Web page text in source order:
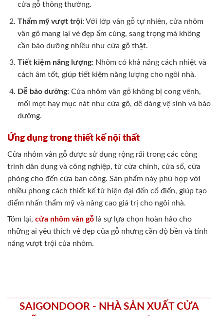
cửa gỗ thông thường.
Thẩm mỹ vượt trội: Với lớp vân gỗ tự nhiên, cửa nhôm
vân gỗ mang lại vẻ đẹp ấm cúng, sang trọng mà không
cần bảo dưỡng nhiều như cửa gỗ thật.
Tiết kiệm năng lượng: Nhôm có khả năng cách nhiệt và
cách âm tốt, giúp tiết kiệm năng lượng cho ngôi nhà.
Dễ bảo dưỡng: Cửa nhôm vân gỗ không bị cong vênh,
mối mọt hay mục nát như cửa gỗ, dễ dàng vệ sinh và bảo
dưỡng.
Ứng dụng trong thiết kế nội thất
Cửa nhôm vân gỗ được sử dụng rộng rãi trong các công
trình dân dụng và công nghiệp, từ cửa chính, cửa sổ, cửa
phòng cho đến cửa ban công. Sản phẩm này phù hợp với
nhiều phong cách thiết kế từ hiện đại đến cổ điển, giúp tạo
điểm nhấn thẩm mỹ và nâng cao giá trị cho ngôi nhà.
Tóm lại, cửa nhôm vân gỗ là sự lựa chọn hoàn hảo cho
những ai yêu thích vẻ đẹp của gỗ nhưng cần độ bền và tính
năng vượt trội của nhôm.
SAIGONDOOR - NHÀ SẢN XUẤT CỬA